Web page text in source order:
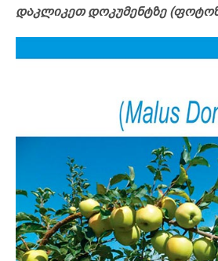
დაკლიკეთ დოკუმენტზე